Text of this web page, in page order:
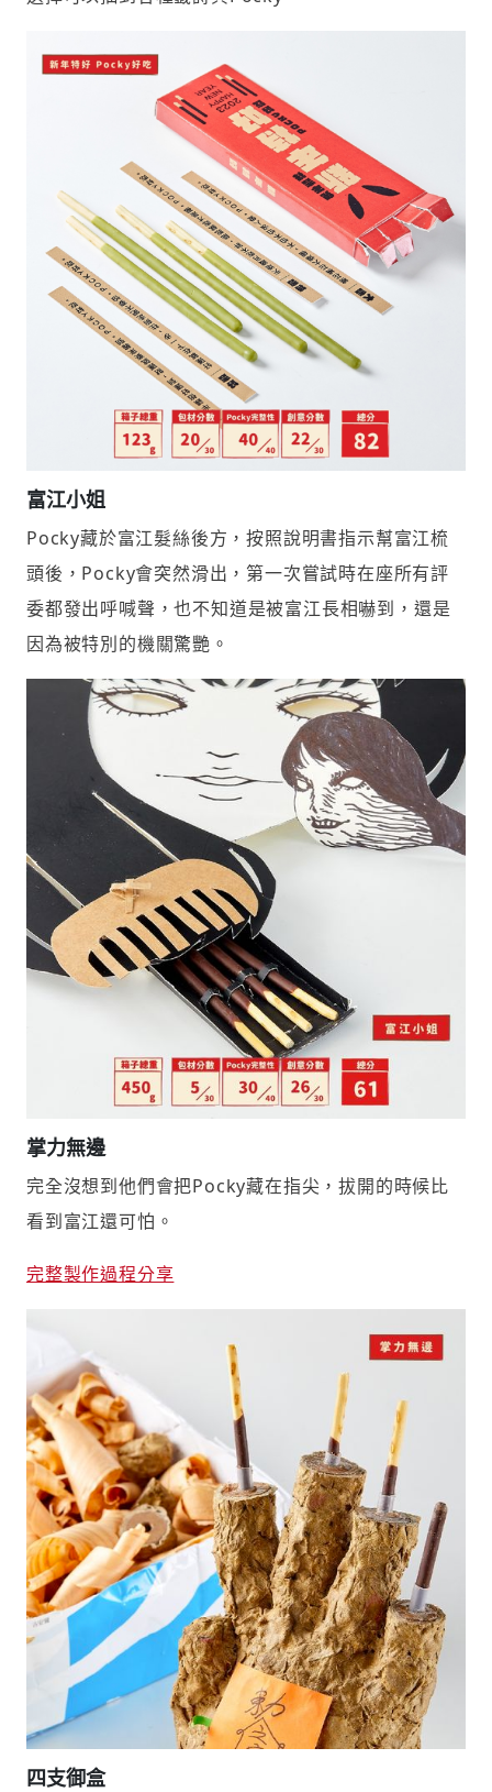
富江小姐
Pocky藏於富江髮絲後方，按照說明書指示幫富江梳
頭後，Pocky會突然滑出，第一次嘗試時在座所有評
委都發出呼喊聲，也不知道是被富江長相嚇到，還是
因為被特別的機關驚艷。
掌力無邊
完全沒想到他們會把Pocky藏在指尖，拔開的時候比
看到富江還可怕。
完整製作過程分享
四支御盒